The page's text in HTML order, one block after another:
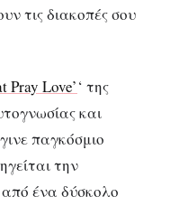
τις διακοπές σου
Pray Love’‘ της
και
παγκόσμιο
την
ένα δύσκολο